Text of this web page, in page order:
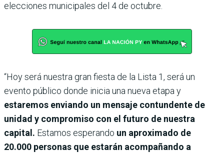
elecciones municipales del 4 de octubre.
“Hoy será nuestra gran fiesta de la Lista 1, será un
evento público donde inicia una nueva etapa y
estaremos enviando un mensaje contundente de
unidad y compromiso con el futuro de nuestra
capital. Estamos esperando un aproximado de
20.000 personas que estarán acompañando a